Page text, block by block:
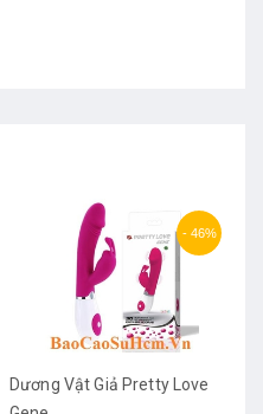
- 46%
Dương Vật Giả Pretty Love